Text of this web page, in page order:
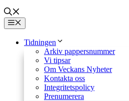
Meny
Tidningen
Arkiv pappersnummer
Vi tipsar
Om Veckans Nyheter
Kontakta oss
Integritetspolicy
Prenumerera